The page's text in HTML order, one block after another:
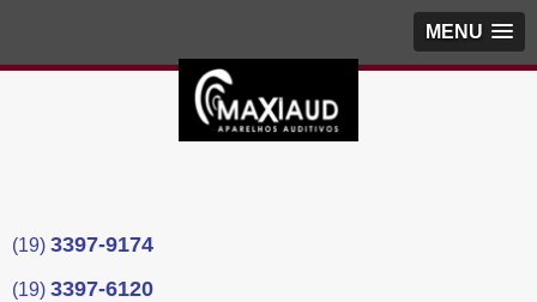
MENU
(19) 3397-9174
(19) 3397-6120